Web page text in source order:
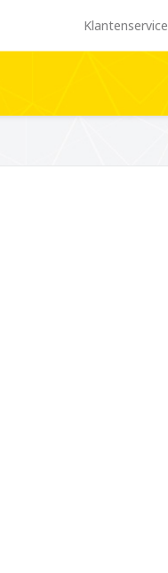
Klantenservice